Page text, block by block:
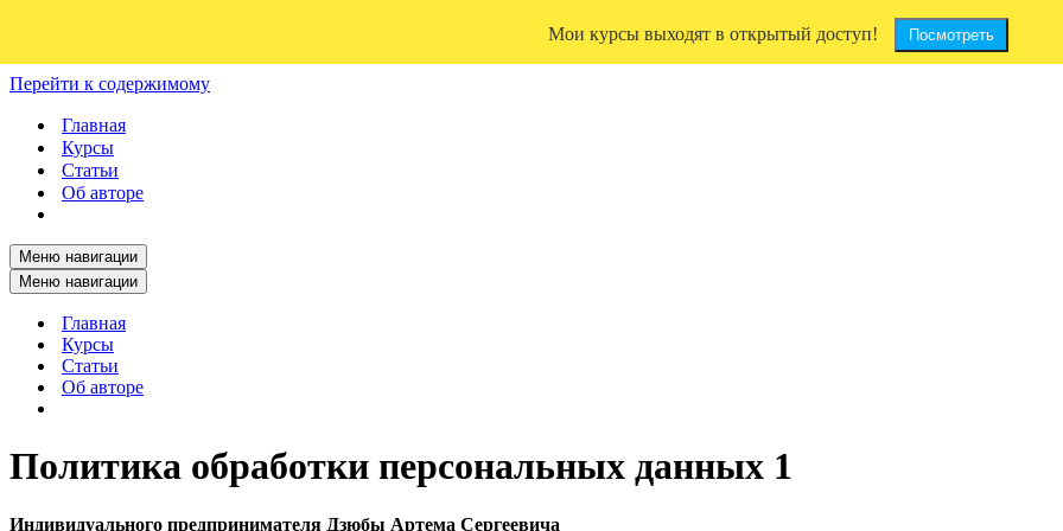
Перейти к содержимому
Главная
Курсы
Статьи
Об авторе
Меню навигации
Меню навигации
Главная
Курсы
Статьи
Об авторе
Политика обработки персональных данных 1
Индивидуального предпринимателя Дзюбы Артема Сергеевича
Мои курсы выходят в открытый доступ! Посмотреть